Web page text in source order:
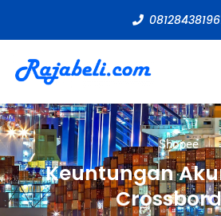
Shopee
Keuntungan